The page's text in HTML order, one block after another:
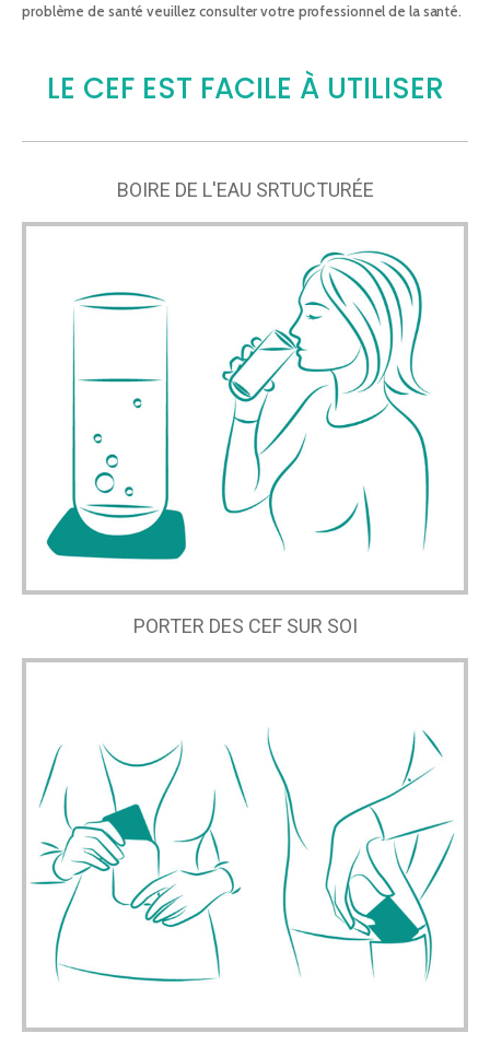
problème de santé veuillez consulter votre professionnel de la santé.
LE CEF EST FACILE À UTILISER
BOIRE DE L'EAU SRTUCTURÉE
PORTER DES CEF SUR SOI